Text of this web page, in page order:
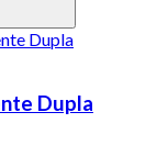
Dupla